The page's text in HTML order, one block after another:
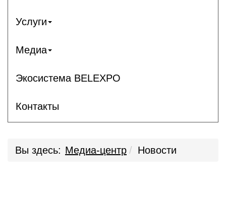
Услуги
Медиа
Экосистема BELEXPO
Контакты
Вы здесь: Медиа-центр Новости